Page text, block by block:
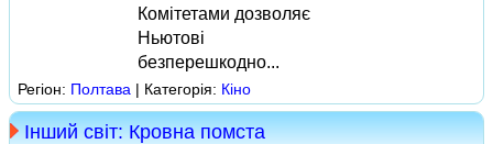
Комітетами дозволяє
Ньютові
безперешкодно...
Регіон: Полтава | Категорія: Кіно
Інший світ: Кровна помста